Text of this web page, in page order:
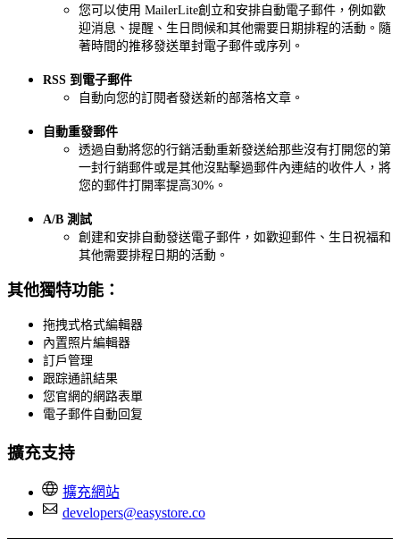
您可以使用 MailerLite創立和安排自動電子郵件，例如歡
迎消息、提醒、生日問候和其他需要日期排程的活動。隨
著時間的推移發送單封電子郵件或序列。
RSS 到電子郵件
自動向您的訂閱者發送新的部落格文章。
自動重發郵件
透過自動將您的行銷活動重新發送給那些沒有打開您的第
一封行銷郵件或是其他沒點擊過郵件內連結的收件人，將
您的郵件打開率提高30%。
A/B 測試
創建和安排自動發送電子郵件，如歡迎郵件、生日祝福和
其他需要排程日期的活動。
其他獨特功能：
拖拽式格式編輯器
內置照片編輯器
訂戶管理
跟踪通訊結果
您官網的網路表單
電子郵件自動回复
擴充支持
擴充網站
developers@easystore.co